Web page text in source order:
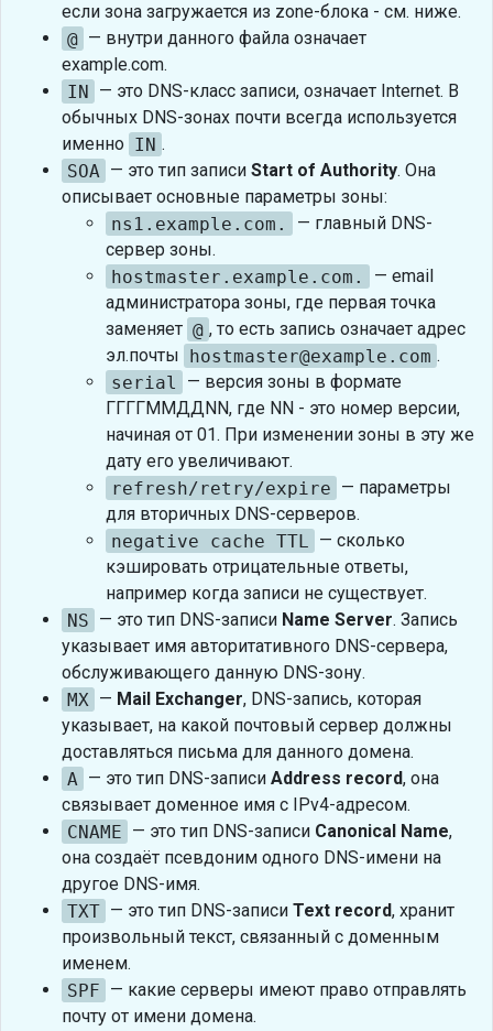
если зона загружается из zone-блока - см. ниже.
@ — внутри данного файла означает
example.com.
IN — это DNS-класс записи, означает Internet. В
обычных DNS-зонах почти всегда используется
именно IN .
SOA — это тип записи Start of Authority. Она
описывает основные параметры зоны:
ns1.example.com.
— главный DNS-
сервер зоны.
hostmaster.example.com.
— email
администратора зоны, где первая точка
заменяет @ , то есть запись означает адрес
эл.почты hostmaster@example.com .
serial
— версия зоны в формате
ГГГГММДДNN, где NN - это номер версии,
начиная от 01. При изменении зоны в эту же
дату его увеличивают.
refresh/retry/expire — параметры
для вторичных DNS-серверов.
negative cache TTL
— сколько
кэшировать отрицательные ответы,
например когда записи не существует.
NS — это тип DNS-записи Name Server. Запись
указывает имя авторитативного DNS-сервера,
обслуживающего данную DNS-зону.
MX — Mail Exchanger, DNS-запись, которая
указывает, на какой почтовый сервер должны
доставляться письма для данного домена.
A — это тип DNS-записи Address record, она
связывает доменное имя с IPv4-адресом.
CNAME — это тип DNS-записи Canonical Name,
она создаёт псевдоним одного DNS-имени на
другое DNS-имя.
TXT — это тип DNS-записи Text record, хранит
произвольный текст, связанный с доменным
именем.
SPF — какие серверы имеют право отправлять
почту от имени домена.